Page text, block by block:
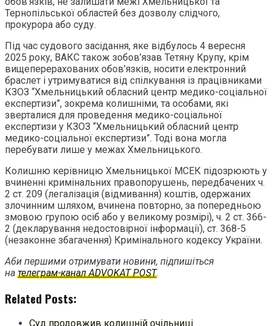
Тернопільської областей без дозволу слідчого,
прокурора або суду.
Під час судового засідання, яке відбулось 4 вересня
2025 року, ВАКС також зобов’язав Тетяну Крупу, крім
вищеперерахованих обов’язків, носити електронний
браслет і утримуватися від спілкування із працівниками
КЗОЗ “Хмельницький обласний центр медико-соціальної
експертизи”, зокрема колишніми, та особами, які
зверталися для проведення медико-соціальної
експертизи у КЗОЗ “Хмельницький обласний центр
медико-соціальної експертизи”. Тоді вона могла
перебувати лише у межах Хмельницького.
Колишню керівницю Хмельницької МСЕК підозрюють у
вчиненні кримінальних правопорушень, передбачених ч.
2 ст. 209 (легалізація (відмивання) коштів, одержаних
злочинним шляхом, вчинена повторно, за попередньою
змовою групою осіб або у великому розмірі), ч. 2 ст. 366-
2 (декларування недостовірної інформації), ст. 368-5
(незаконне збагачення) Кримінального кодексу України.
Аби першими отримувати новини, підпишіться
на телеграм-канал ADVOKAT POST.
Related Posts:
Суд продовжив колишній очільниці